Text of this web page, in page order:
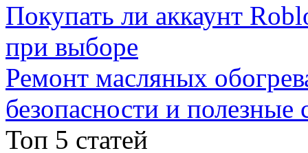
Покупать ли аккаунт
при выборе
Ремонт масляных
безопасности и полезные
Топ 5 статей